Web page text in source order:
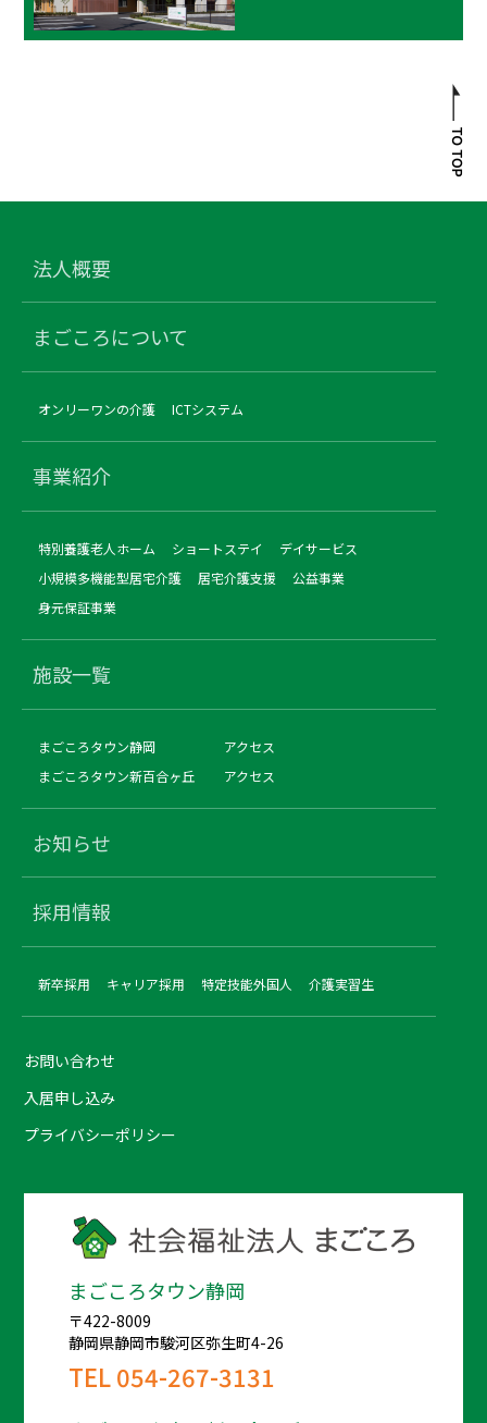
法人概要
まごころについて
オンリーワンの介護 ICTシステム
事業紹介
特別養護老人ホーム ショートステイ
デイサービス
小規模多機能型居宅介護
居宅介護支援
公益事業
身元保証事業
施設一覧
まごころタウン静岡
アクセス
まごころタウン新百合ヶ丘
アクセス
お知らせ
採用情報
新卒採用 キャリア採用 特定技能外国人 介護実習生
お問い合わせ
入居申し込み
プライバシーポリシー
まごころタウン静岡
〒422-8009
静岡県静岡市駿河区弥生町4-26
TEL054-267-3131